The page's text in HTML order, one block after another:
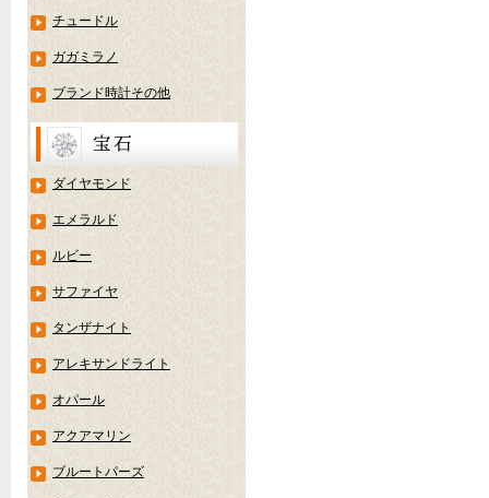
チュードル
ガガミラノ
ブランド時計その他
ダイヤモンド
エメラルド
ルビー
サファイヤ
タンザナイト
アレキサンドライト
オパール
アクアマリン
ブルートパーズ